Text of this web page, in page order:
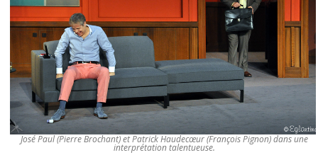
José Paul (Pierre Brochant) et Patrick Haudecœur (François Pignon) dans une
interprétation talentueuse.